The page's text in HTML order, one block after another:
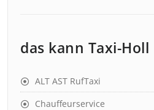
das kann Taxi-Holl
ALT AST RufTaxi
Chauffeurservice